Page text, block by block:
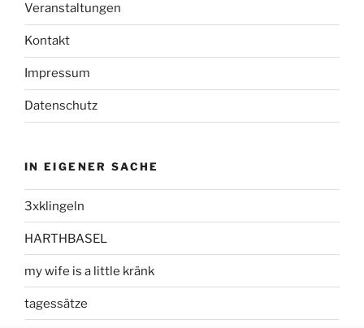
Veranstaltungen
Kontakt
Impressum
Datenschutz
IN EIGENER SACHE
3xklingeln
HARTHBASEL
my wife is a little kränk
tagessätze